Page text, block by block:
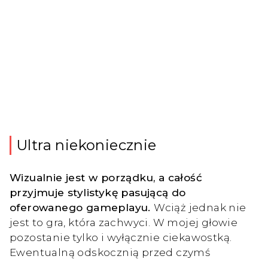
Ultra niekoniecznie
Wizualnie jest w porządku, a całość
przyjmuje stylistykę pasującą do
oferowanego gameplayu.Wciąż jednak nie
jest to gra, która zachwyci. W mojej głowie
pozostanie tylko i wyłącznie ciekawostką.
Ewentualną odskocznią przed czymś